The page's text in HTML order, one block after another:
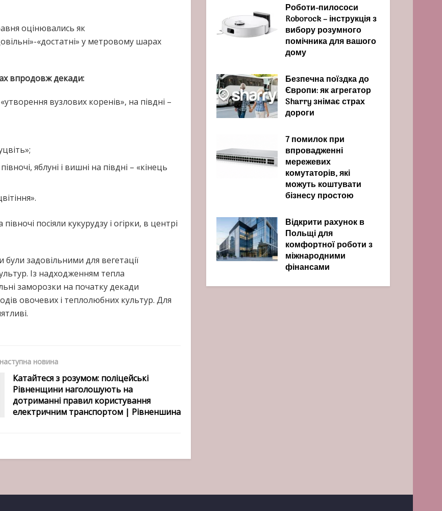
оцінювались як
«достатні» у метровому шарах
впродовж декади:
вузлових коренів», на півдні –
яблуні і вишні на півдні – «кінець
посіяли кукурудзу і огірки, в центрі
задовільними для вегетації
Із надходженням тепла
заморозки на початку декади
овочевих і теплолюбних культур. Для
наступна новина
Катайтеся з розумом: поліцейські
Рівненщини наголошують на
дотриманні правил користування
електричним транспортом | Рівненшина
Роботи-пилососи
Roborock – інструкція з
вибору розумного
помічника для вашого
дому
Безпечна поїздка до
Європи: як агрегатор
Sharry знімає страх
дороги
7 помилок при
впровадженні
мережевих
комутаторів, які
можуть коштувати
бізнесу простою
Відкрити рахунок в
Польщі для
комфортної роботи з
міжнародними
фінансами